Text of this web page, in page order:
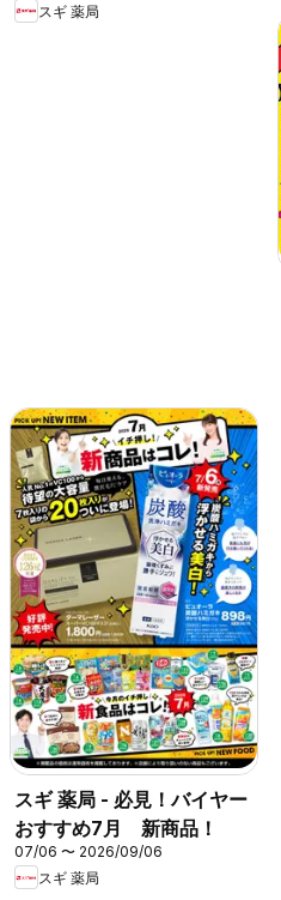
スギ 薬局
スギ 薬局 - 必見！バイヤー
おすすめ7月 新商品！
07/06 〜 2026/09/06
スギ 薬局